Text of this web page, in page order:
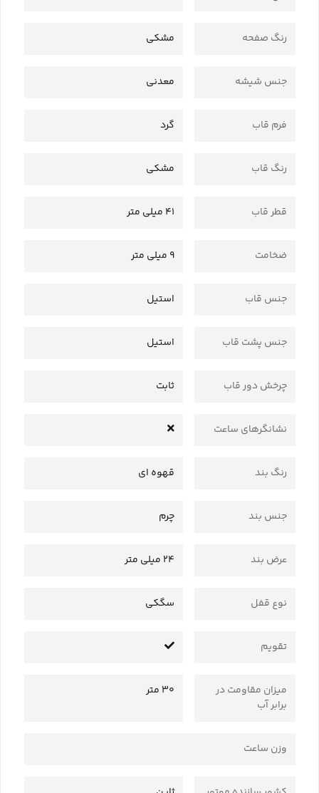
رنگ صفحه مشکی
جنس شیشه معدنی
فرم قاب گرد
رنگ قاب مشکی
قطر قاب 41 میلی متر
ضخامت 9 میلی متر
جنس قاب استیل
جنس پشت قاب استیل
چرخش دور قاب ثابت
نشانگرهای ساعت
رنگ بند قهوه ای
جنس بند چرم
عرض بند 24 میلی متر
نوع قفل سگکی
تقویم
میزان مقاومت در
برابر آب
30 متر
وزن ساعت